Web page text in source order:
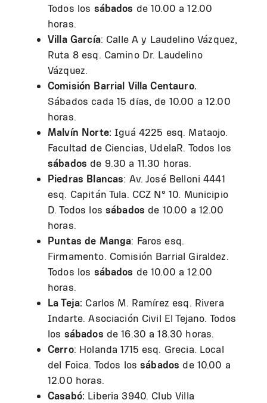
Todos los sábados de 10.00 a 12.00
horas.
Villa García: Calle A y Laudelino Vázquez,
Ruta 8 esq. Camino Dr. Laudelino
Vázquez.
Comisión Barrial Villa Centauro.
Sábados cada 15 días, de 10.00 a 12.00
horas.
Malvín Norte: Iguá 4225 esq. Mataojo.
Facultad de Ciencias, UdelaR. Todos los
sábadosde 9.30 a 11.30 horas.
Piedras Blancas: Av. José Belloni 4441
esq. Capitán Tula. CCZ N° 10. Municipio
D. Todos los sábadosde 10.00 a 12.00
horas.
Puntas de Manga: Faros esq.
Firmamento. Comisión Barrial Giraldez.
Todos los sábados de 10.00 a 12.00
horas.
La Teja: Carlos M. Ramírez esq. Rivera
Indarte. Asociación Civil El Tejano. Todos
los sábados de 16.30 a 18.30 horas.
Cerro: Holanda 1715 esq. Grecia. Local
del Foica. Todos lossábadosde 10.00 a
12.00 horas.
Casabó: Liberia 3940. Club Villa